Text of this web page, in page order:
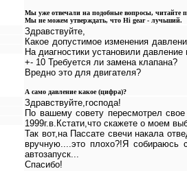
Мы уже отвечали на подобные вопросы, читайте
Мы не можем утверждать, что Hi gear - лучьший.
Здравствуйте,
Какое допустимое изменения
На диагностики установили
+- 10 Требуется ли замена клапана?
Вредно это для двигателя?
А само давление какое (цифра)?
Здравствуйте,господа!
По вашему совету пересмотрел
1999г.в.Кстати,что скажете о моем
Так вот,на Пассате свечи накала
вручную....это плохо?!Я собираюсь
автозапуск...
Спасибо!